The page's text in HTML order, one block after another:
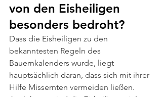
von den Eisheiligen
besonders bedroht?
Dass die Eisheiligen zu den
bekanntesten Regeln des
Bauernkalenders wurde, liegt
hauptsächlich daran, dass sich mit ihrer
Hilfe Missernten vermeiden ließen.